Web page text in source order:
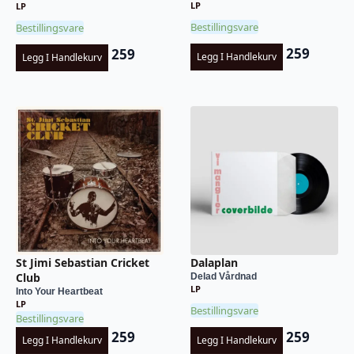
LP
Bestillingsvare
Legg I Handlekurv 259
LP
Bestillingsvare
Legg I Handlekurv 259
St Jimi Sebastian Cricket
Club
Into Your Heartbeat
LP
Bestillingsvare
Legg I Handlekurv 259
Dalaplan
Delad Vårdnad
LP
Bestillingsvare
Legg I Handlekurv 259